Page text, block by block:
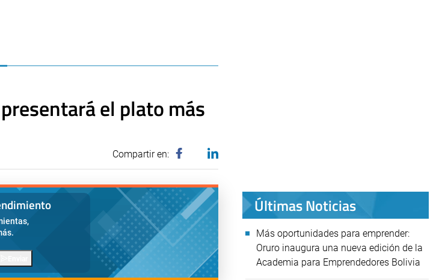
el plato más
Compartir en:
Últimas Noticias
Más oportunidades para emprender:
Oruro inaugura una nueva edición de la
Academia para Emprendedores Bolivia